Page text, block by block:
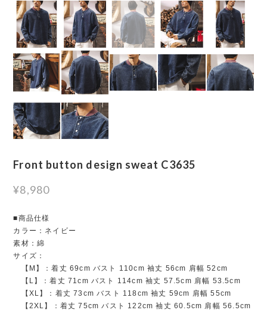
Front button design sweat C3635
¥8,980
■商品仕様
カラー：ネイビー
素材：綿
サイズ：
【M】：着丈 69cm バスト 110cm 袖丈 56cm 肩幅 52cm
【L】：着丈 71cm バスト 114cm 袖丈 57.5cm 肩幅 53.5cm
【XL】：着丈 73cm バスト 118cm 袖丈 59cm 肩幅 55cm
【2XL】：着丈 75cm バスト 122cm 袖丈 60.5cm 肩幅 56.5cm